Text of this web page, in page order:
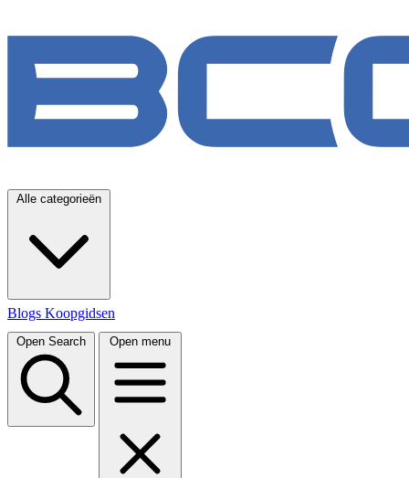
Alle categorieën
Blogs Koopgidsen
Open Search Open menu